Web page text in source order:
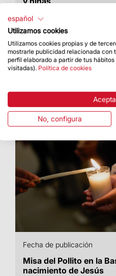
Del 27 al 31 de
Montjuïc de la Fira de
Fecha de publicación
Misa del Pollito en la
nacimiento de Jesús
español
Utilizamos cookies
Utilizamos cookies propias y de
mostrarle publicidad relacionada con
perfil elaborado a partir de tus
visitadas). Política de cookies
No, configura